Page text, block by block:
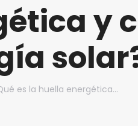
y
es la huella energética…